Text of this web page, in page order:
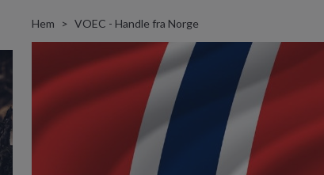
Hem VOEC - Handle fra Norge